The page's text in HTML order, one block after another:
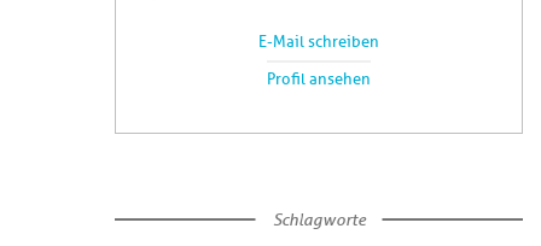
E-Mail schreiben
Profil ansehen
Schlagworte